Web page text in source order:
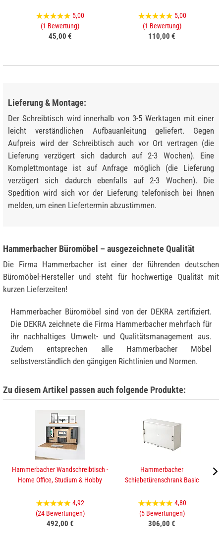
5,00
(1 Bewertung)
45,00 €
5,00
(1 Bewertung)
110,00 €
Lieferung & Montage:
Der Schreibtisch wird innerhalb von 3-5 Werktagen mit einer
leicht verständlichen Aufbauanleitung geliefert. Gegen
Aufpreis wird der Schreibtisch auch vor Ort vertragen (die
Lieferung verzögert sich dadurch auf 2-3 Wochen). Eine
Komplettmontage ist auf Anfrage möglich (die Lieferung
verzögert sich dadurch ebenfalls auf 2-3 Wochen). Die
Spedition wird sich vor der Lieferung telefonisch bei Ihnen
melden, um einen Liefertermin abzustimmen.
Hammerbacher Büromöbel – ausgezeichnete Qualität
Die Firma Hammerbacher ist einer der führenden deutschen
Büromöbel-Hersteller und steht für hochwertige Qualität mit
kurzen Lieferzeiten!
Hammerbacher Büromöbel sind von der DEKRA zertifiziert.
Die DEKRA zeichnete die Firma Hammerbacher mehrfach für
ihr nachhaltiges Umwelt- und Qualitätsmanagement aus.
Zudem entsprechen alle Hammerbacher Möbel
selbstverständlich den gängigen Richtlinien und Normen.
Zu diesem Artikel passen auch folgende Produkte:
Hammerbacher Wandschreibtisch -
Home Office, Studium & Hobby
4,92
(24 Bewertungen)
492,00 €
Hammerbacher
Schiebetürenschrank Basic
4,80
(5 Bewertungen)
306,00 €